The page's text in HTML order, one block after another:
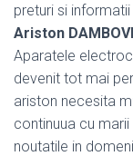
preturi si
Ariston
Aparatele
devenit tot mai
ariston necesita
continuua cu
noutatile in